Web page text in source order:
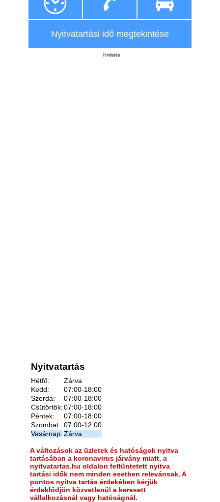
Nyitvatartási idő megtekintése
Hirdetés
Nyitvatartás
Hétfő:
Zárva
Kedd:
07:00-18:00
Szerda:
07:00-18:00
Csütörtök:07:00-18:00
Péntek:
07:00-18:00
Szombat: 07:00-12:00
Vasárnap: Zárva
A változások az üzletek és hatóságok nyitva
tartásában a koronavirus járvány miatt, a
nyitvatartas.hu oldalon feltüntetett nyitva
tartási idők nem minden esetben relevánsak. A
pontos nyitva tartás érdekében kérjük
érdeklődjön közvetlenül a keresett
vállalkozásnál vagy hatóságnál.